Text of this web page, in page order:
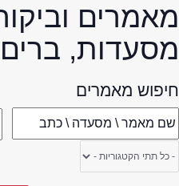
מאמרים
מסעדות,
חיפוש מאמרים